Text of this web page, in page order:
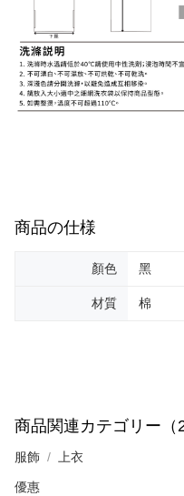
商品の仕様
顏色 黑
材質 棉
商品関連カテゴリー（2
服飾 上衣
優惠